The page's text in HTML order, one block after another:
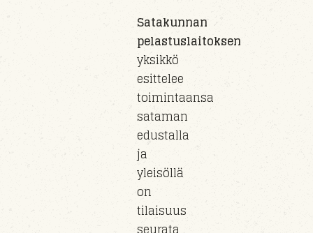
Satakunnan
pelastuslaitoksen
yksikkö
esittelee
toimintaansa
sataman
edustalla
ja
yleisöllä
on
tilaisuus